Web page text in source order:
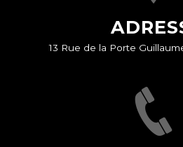
13 Rue de la Porte